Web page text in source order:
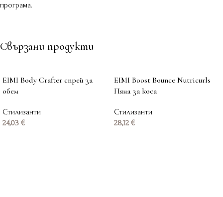
програма.
Свързани продукти
EIMI Body Crafter спрей за
обем
Стилизанти
24,03 €
EIMI Boost Bounce Nutricurls
Пяна за коса
Стилизанти
28,12 €